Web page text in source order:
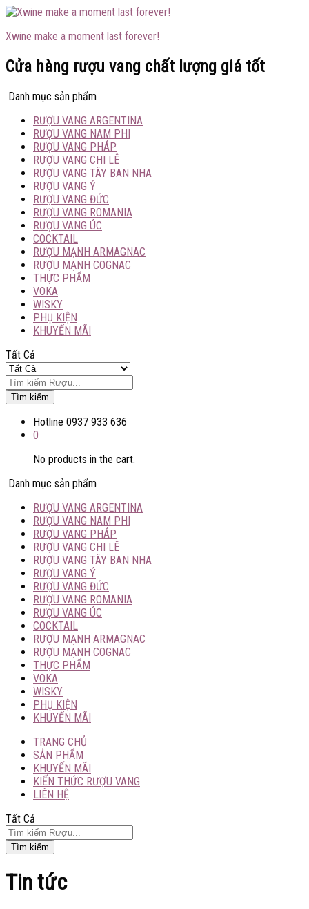
Xwine make a moment last forever!
Cửa hàng rượu vang chất lượng giá tốt
Danh mục sản phẩm
RƯỢU VANG ARGENTINA
RƯỢU VANG NAM PHI
RƯỢU VANG PHÁP
RƯỢU VANG CHI LÊ
RƯỢU VANG TÂY BAN NHA
RƯỢU VANG Ý
RƯỢU VANG ĐỨC
RƯỢU VANG ROMANIA
RƯỢU VANG ÚC
COCKTAIL
RƯỢU MẠNH ARMAGNAC
RƯỢU MẠNH COGNAC
THỰC PHẨM
VOKA
WISKY
PHỤ KIỆN
KHUYẾN MÃI
Tất Cả
Tìm kiếm
Hotline 0937 933 636
0
No products in the cart.
Danh mục sản phẩm
RƯỢU VANG ARGENTINA
RƯỢU VANG NAM PHI
RƯỢU VANG PHÁP
RƯỢU VANG CHI LÊ
RƯỢU VANG TÂY BAN NHA
RƯỢU VANG Ý
RƯỢU VANG ĐỨC
RƯỢU VANG ROMANIA
RƯỢU VANG ÚC
COCKTAIL
RƯỢU MẠNH ARMAGNAC
RƯỢU MẠNH COGNAC
THỰC PHẨM
VOKA
WISKY
PHỤ KIỆN
KHUYẾN MÃI
TRANG CHỦ
SẢN PHẨM
KHUYẾN MÃI
KIẾN THỨC RƯỢU VANG
LIÊN HỆ
Tất Cả
Tìm kiếm
Tin tức